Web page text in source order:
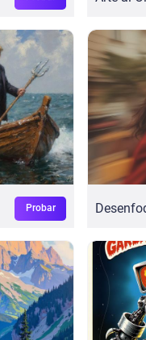
Probar